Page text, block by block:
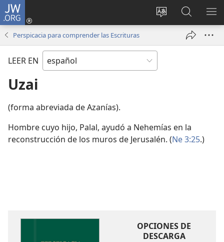
JW.ORG
Cambiar
del sitio
Iniciar
sesión
nueva
en
jw.org
Perspicacia para comprender las Escrituras
LEER EN
Uzai
(forma abreviada de Azanías).
Hombre cuyo hijo, Palal, ayudó a Nehemías en la
reconstrucción de los muros de Jerusalén. (Ne 3:25.)
OPCIONES DE
DESCARGA